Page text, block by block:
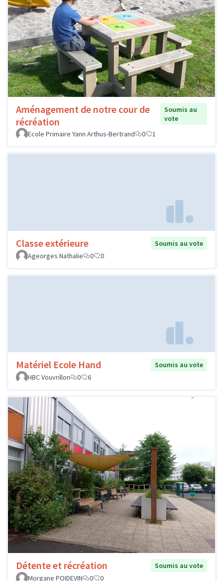
Aménagement de notre cour de
récréation
Soumis au
vote
Ecole Primaire Yann Arthus-Bertrand
0 1
Classe extérieure
Soumis au vote
Ageorges Nathalie
0 0
Matériel Ecole Hand
Soumis au vote
HBC Vouvrillon
0 6
Détente et récréation
Soumis au vote
Morgane POIDEVIN
0 0